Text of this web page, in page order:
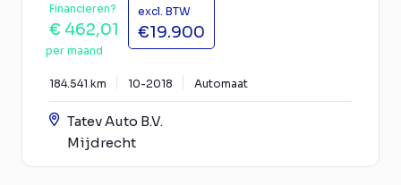
Financieren?
€ 462,01
per maand
excl. BTW
€19.900
184.541 km 10-2018 Automaat
Tatev Auto B.V.
Mijdrecht